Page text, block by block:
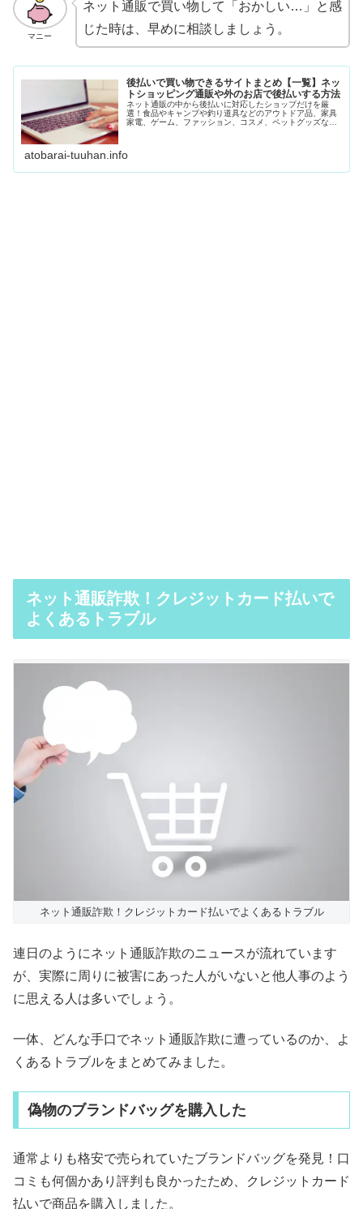
マニー
ネット通販で買い物して「おかしい…」と感
じた時は、早めに相談しましょう。
後払いで買い物できるサイトまとめ【一覧】ネッ
トショッピング通販や外のお店で後払いする方法
ネット通販の中から後払いに対応したショップだけを厳
選！食品やキャンプや釣り道具などのアウトドア品、家具
家電、ゲーム、ファッション、コスメ、ペットグッズなど
atobarai-tuuhan.info
ネット通販詐欺！クレジットカード払いで
よくあるトラブル
ネット通販詐欺！クレジットカード払いでよくあるトラブル
連日のようにネット通販詐欺のニュースが流れています
が、実際に周りに被害にあった人がいないと他人事のよう
に思える人は多いでしょう。
一体、どんな手口でネット通販詐欺に遭っているのか、よ
くあるトラブルをまとめてみました。
偽物のブランドバッグを購入した
通常よりも格安で売られていたブランドバッグを発見！口
コミも何個かあり評判も良かったため、クレジットカード
払いで商品を購入しました。